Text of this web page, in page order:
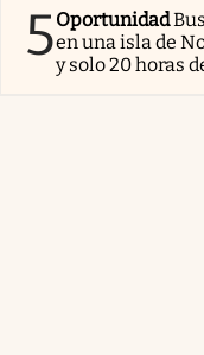
5Oportunidad
en una isla de
y solo 20 horas